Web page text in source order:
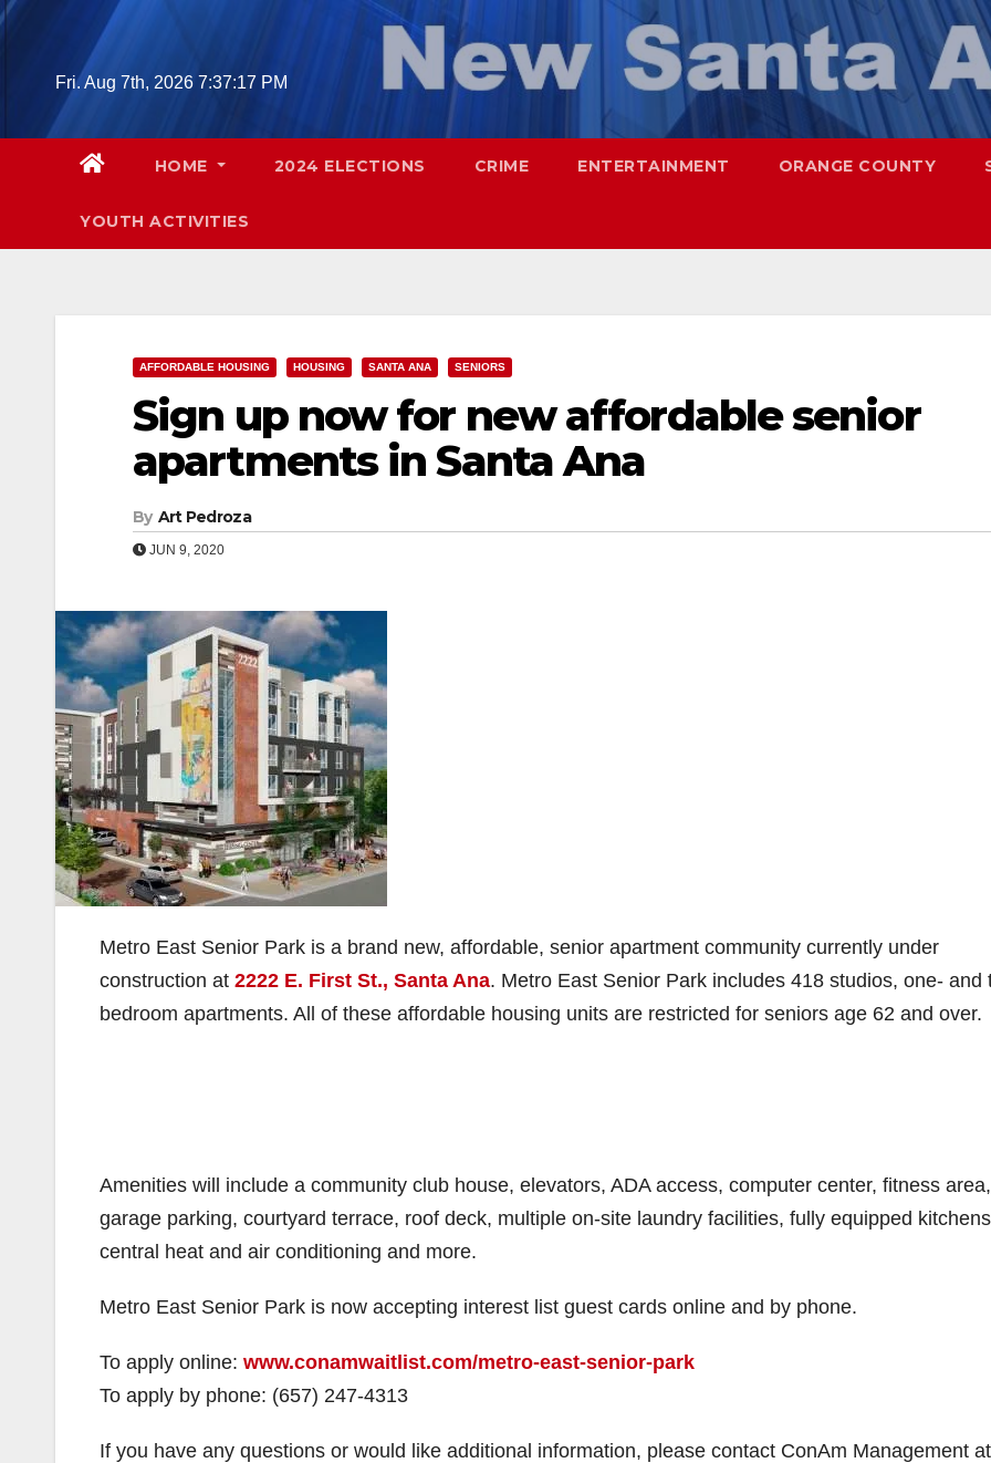
Skip
Fri. Aug 7th, 2026 7:37:19 PM
HOME 2024 ELECTIONS CRIME ENTERTAINMENT ORANGE COUNTY
YOUTH ACTIVITIES
AFFORDABLE HOUSING HOUSING SANTA ANA SENIORS
Sign up now for new affordable senior
apartments in Santa Ana
By Art Pedroza
JUN 9, 2020
Metro East Senior Park is a brand new, affordable, senior apartment community currently under
construction at 2222 E. First St., Santa Ana. Metro East Senior Park includes 418 studios, one- and
bedroom apartments. All of these affordable housing units are restricted for seniors age 62 and over.
Amenities will include a community club house, elevators, ADA access, computer center, fitness area,
garage parking, courtyard terrace, roof deck, multiple on-site laundry facilities, fully equipped
central heat and air conditioning and more.
Metro East Senior Park is now accepting interest list guest cards online and by phone.
To apply online: www.conamwaitlist.com/metro-east-senior-park
To apply by phone: (657) 247-4313
If you have any questions or would like additional information, please contact ConAm Management at